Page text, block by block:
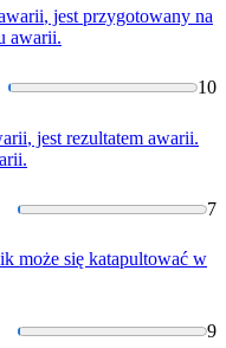
, jest przygotowany na
awarii.
10
, jest rezultatem awarii.
.
7
może się katapultować w
9